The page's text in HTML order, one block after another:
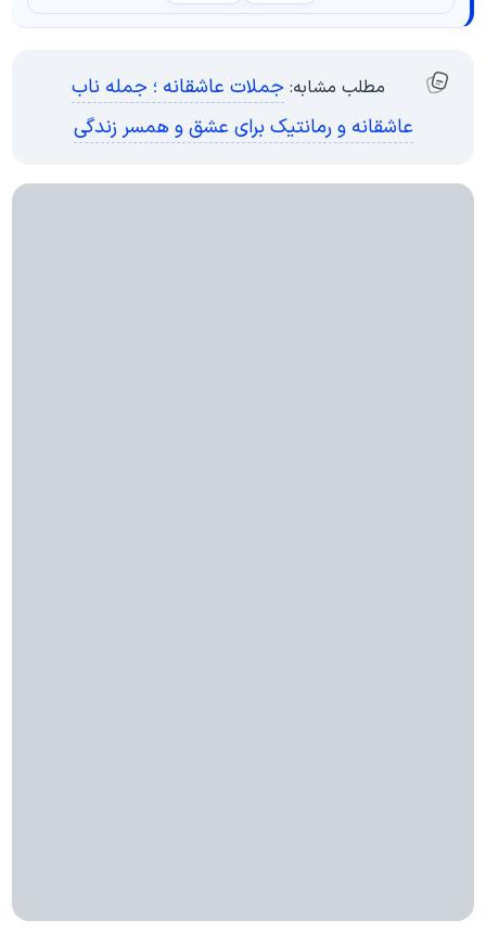
مطلب مشابه: جملات عاشقانه ؛ جمله ناب
عاشقانه و رمانتیک برای عشق و همسر زندگی